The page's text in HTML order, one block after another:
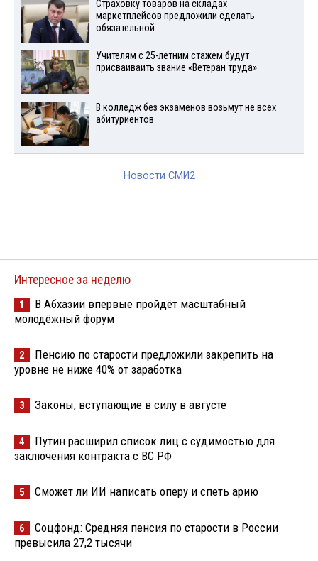
Страховку товаров на складах
маркетплейсов предложили сделать
обязательной
Учителям с 25-летним стажем будут
присваиваить звание «Ветеран труда»
В колледж без экзаменов возьмут не всех
абитуриентов
Новости СМИ2
Интересное за неделю
1
В Абхазии впервые пройдёт масштабный
молодёжный форум
2
Пенсию по старости предложили закрепить на
уровне не ниже 40% от заработка
3 Законы, вступающие в силу в августе
4
Путин расширил список лиц с судимостью для
заключения контракта с ВС РФ
5 Сможет ли ИИ написать оперу и спеть арию
6
Соцфонд: Средняя пенсия по старости в России
превысила 27,2 тысячи